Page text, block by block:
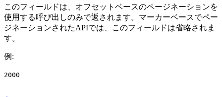
このフィールドは、オフセットベースのページネーションを
使用する呼び出しのみで返されます。マーカーベースでペー
ジネーションされたAPIでは、このフィールドは省略されま
す。
例 :
2000